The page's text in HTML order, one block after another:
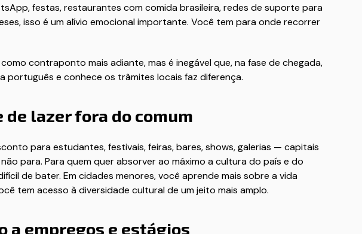
festas, restaurantes com comida brasileira, redes de suporte para
isso é um alívio emocional importante. Você tem para onde recorrer
contraponto mais adiante, mas é inegável que, na fase de chegada,
português e conhece os trâmites locais faz diferença.
lazer fora do comum
para estudantes, festivais, feiras, bares, shows, galerias — capitais
para. Para quem quer absorver ao máximo a cultura do país e do
de bater. Em cidades menores, você aprende mais sobre a vida
tem acesso à diversidade cultural de um jeito mais amplo.
a empregos e estágios